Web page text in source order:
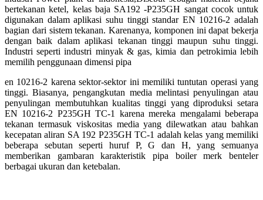
bertekanan ketel, kelas baja SA192 -P235GH sangat cocok untuk
digunakan dalam aplikasi suhu tinggi standar EN 10216-2 adalah
bagian dari sistemtekanan. Karenanya, komponen ini dapat bekerja
dengan baik dalam aplikasi tekanan tinggi maupun suhu tinggi.
Industri seperti industri minyak & gas, kimia dan petrokimia lebih
memilih penggunaan dimensi pipa
en 10216-2 karena sektor-sektor ini memiliki tuntutan operasi yang
tinggi.Biasanya, pengangkutan media melintasi penyulingan atau
penyulingan membutuhkan kualitas tinggi yangdiproduksi setara
EN 10216-2 P235GH TC-1 karena mereka mengalami beberapa
tekanan termasuk viskositas media yang dilewatkan atau bahkan
kecepatan aliran SA 192 P235GH TC-1 adalahkelas yang memiliki
beberapa sebutan seperti huruf P, G dan H, yang semuanya
memberikan gambarankarakteristik pipa boiler merk benteler
berbagai ukuran dan ketebalan.